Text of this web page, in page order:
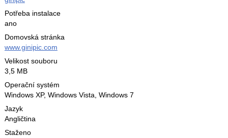
Potřeba instalace
ano
Domovská stránka
www.ginipic.com
Velikost souboru
3,5 MB
Operační systém
Windows XP, Windows Vista, Windows 7
Jazyk
Angličtina
Staženo